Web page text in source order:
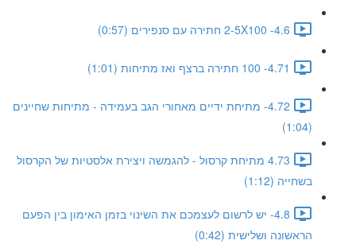
4.6- 2-5X100 חתירה עם סנפירים (0:57)
4.71- 100 חתירה ברצף ואז מתיחות (1:01)
4.72- מתיחת ידיים מאחורי הגב בעמידה - מתיחות שחיינים
(1:04)
4.73 מתיחת קרסול - להגמשה ויצירת אלסטיות של הקרסול
בשחייה (1:12)
4.8- יש לרשום לעצמכם את השינוי בזמן האימון בין הפעם
הראשונה ושלישית (0:42)